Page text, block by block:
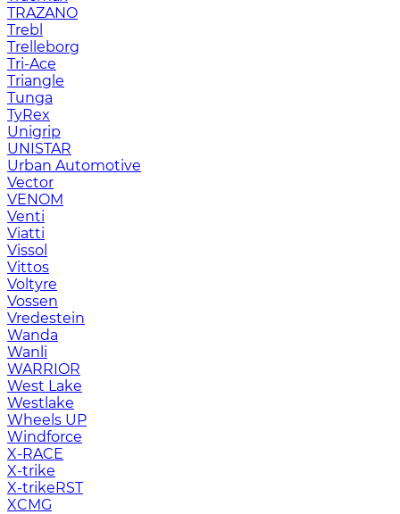
TRAZANO
Trebl
Trelleborg
Tri-Ace
Triangle
Tunga
TyRex
Unigrip
UNISTAR
Urban Automotive
Vector
VENOM
Venti
Viatti
Vissol
Vittos
Voltyre
Vossen
Vredestein
Wanda
Wanli
WARRIOR
West Lake
Westlake
Wheels UP
Windforce
X-RACE
X-trike
X-trikeRST
XCMG